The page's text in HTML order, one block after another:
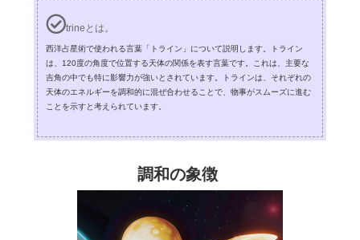
trineとは。
西洋占星術で使われる言葉「トライン」について説明します。トライン
は、120度の角度で位置する天体の関係を表す言葉です。これは、主要な
吉角の中でも特に影響力が強いとされています。トラインは、それぞれの
天体のエネルギーを調和的に混ぜ合わせることで、物事がスムーズに進む
ことを示すと考えられています。
調和の象徴